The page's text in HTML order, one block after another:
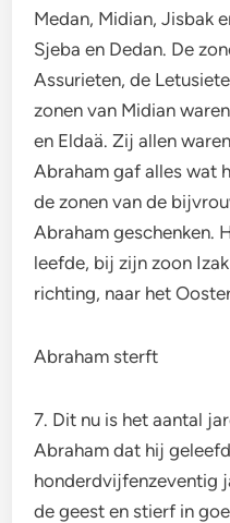
Medan, Midian, Jisbak
Sjeba en Dedan. De
Assurieten, de
zonen van Midian
en Eldaä. Zij allen
Abraham gaf alles wat
de zonen van de
Abraham geschenken.
leefde, bij zijn zoon
richting, naar het
Abraham sterft
7. Dit nu is het aantal
Abraham dat hij
honderdvijfenzeventig
de geest en stierf in